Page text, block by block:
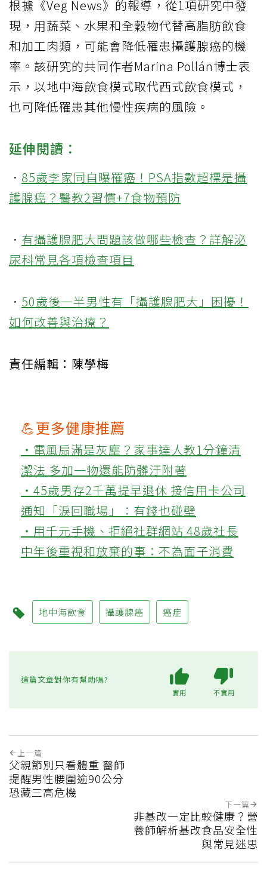
根據《Veg News》的報導，從1項研究中發
現，用蔬菜、水果和全穀物代替高脂肪飲食
和加工肉類，可能會降低罹患攝護腺癌的機
率。該研究的共同作者Marina Pollán博士表
示，以地中海飲食模式取代西式飲食模式，
也可降低罹患其他慢性疾病的風險。
延伸閱讀：
． 85歲李家同自曝罹癌！PSA指數超標是攝
護腺癌？醫教2習慣+7食物預防
． 有攝護腺肥大問題該做哪些檢查？詳解泌
尿科常見各項檢查項目
． 50歲後一半男性有「攝護腺肥大」困擾！
如何改善與治療？
責任編輯：陳學梅
💪更多健康推薦
‧電風扇滿是灰塵？家事達人教1分鐘清
潔法 多加一物還能防髒汙附著
‧45歲男存2千萬提早退休 接信用卡公司
通知「淚回職場」：有錢也碰壁
‧用千元手機、拒絕社群網站 48歲社長
中年後重視和放棄的事：不為面子消費
地中海飲食 攝護腺癌 癌症
這篇文章對你有幫助嗎?
實用 不實用
上一篇
父親節別只看體重 醫師
提醒男性腰圍逾90公分
恐藏三高危機
下一篇
非基改一定比較健康？營
養師解析基改食品安全性
與常見迷思